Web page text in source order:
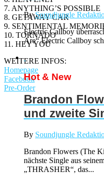
7. ANYTHING’S POSSIBLE
8. GETAWAY CAR
9. SENTIMENTAL
10. TORNADO
11. HEY YOU
WEITERE INFOS:
Homepage
Facebook
Pre-Order
BySoundjungle
Electric Callboy
Are“ Electric Callboy
Hot & New
Brandon
und zweite
By Soundjungle
Brandon Flowers (The
nächste Single aus
„THRASHER“, das...